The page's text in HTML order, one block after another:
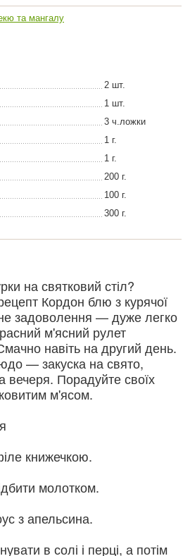
та мангалу
2 шт.
1 шт.
3 ч.ложки
1 г.
1 г.
200 г.
100 г.
300 г.
на святковий стіл?
Кордон блю з курячої
задоволення — дуже легко
м'ясний рулет
навіть на другий день.
— закуска на свято,
вечеря. Порадуйте своїх
м'ясом.
книжечкою.
молотком.
з апельсина.
в солі і перці, а потім